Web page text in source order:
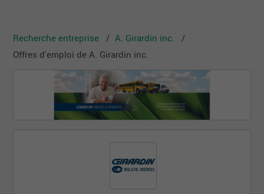
Recherche entreprise
A. Girardin inc.
Offres d'emploi de A. Girardin inc.